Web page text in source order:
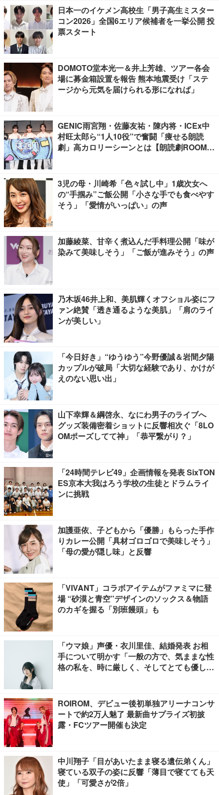
日本一のイケメン高校生「男子高生ミスター
コン2026」全国6エリア候補者を一挙公開 投
票スタート
DOMOTO堂本光一＆井上芳雄、ツアー各会
場に募金箱設置を報告 熊本地震受け「ステ
ージから元気を届けられる形になれば」
GENIC雨宮翔・佐藤友祐・陳内将・ICEx中
村旺太郎ら“1人10役”で奮闘「痩せる朗読
劇」高カロリーシーンとは【朗読劇ROOM2
3児の母・川崎希「色々試し中」1歳次女へ
の“手掴み”ご飯公開「小さな手でも食べやす
そう」「愛情がいっぱい」の声
加藤綾菜、甘辛く煮込んだ手料理公開「味が
染みて美味しそう」「ご飯が進みそう」の声
乃木坂46井上和、美肌輝くオフショル姿にフ
ァン絶賛「透き通るような美肌」「肩のライ
ンが美しい」
「今日好き」“ゆうゆう”今野優誠＆岩間夕陽
カップルが破局「大切な経験であり、かけが
えのない思い出」
山下幸輝＆綱啓永、なにわ男子のライブへ
グッズ装備密着ショットに反響相次ぐ「8LO
OMポーズしてて神」「恭平繋がり？」
「24時間テレビ49」企画情報を発表 SixTON
ES京本大我はろう学校の生徒とドラムライ
ンに挑戦
加護亜依、子どもから「優勝」もらった手作
りカレー公開「具材ゴロゴロで美味しそう」
「母の愛が隠し味」と反響
「VIVANT」コラボアイテムがファミマに登
場 “砂漠と青空”デザインのソックス＆物語
のカギを握る「別班饅頭」も
「ウマ娘」声優・衣川里佳、結婚発表 お相
手について明かす「一般の方で、気ままな性
格の私を、時に厳しく、そしてとても優し
ROIROM、デビュー後初単独アリーナコンサ
ートで約2万人魅了 最新曲サプライズ初披
露・FCツアー開催も決定
中川翔子「目があいたまま寝る遺伝弟くん」
寝ている双子の姿に反響「薄目で寝てても天
使」「可愛さが2倍」